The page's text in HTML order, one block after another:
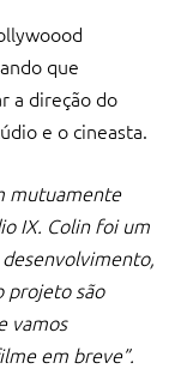
que
a direção do
e o cineasta.
mutuamente
IX. Colin foi um
projeto são
vamos
em breve”.